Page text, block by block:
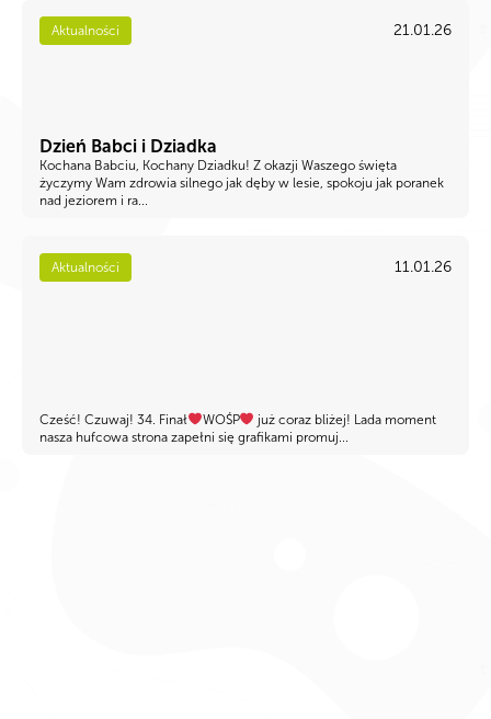
Aktualności 21.01.26
Dzień Babci i Dziadka
Kochana Babciu, Kochany Dziadku! Z okazji Waszego święta
życzymy Wam zdrowia silnego jak dęby w lesie, spokoju jak poranek
nad jeziorem i ra...
Aktualności 11.01.26
Cześć! Czuwaj! 34. Finał WOŚP
już coraz bliżej! Lada moment
nasza hufcowa strona zapełni się grafikami promuj...